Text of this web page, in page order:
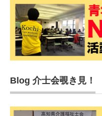
Blog 介士会覗き見！